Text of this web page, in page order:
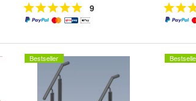
9
Bestseller